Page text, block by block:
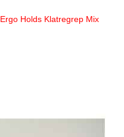
Ergo Holds Klatregrep Mix